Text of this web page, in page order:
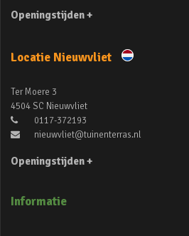
Openingstijden +
Locatie Nieuwvliet
Ter Moere 3
4504 SC Nieuwvliet
0117-372193
nieuwvliet@tuinenterras.nl
Openingstijden +
Informatie